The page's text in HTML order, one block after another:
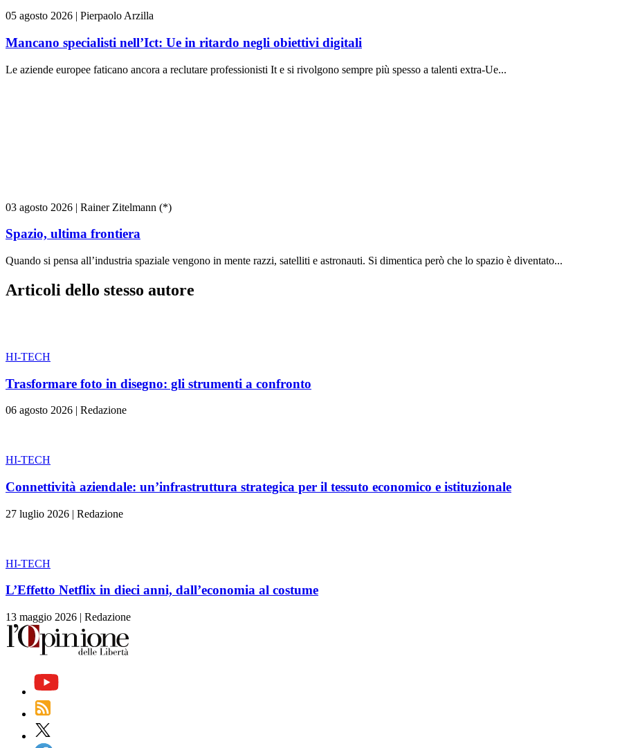
05 agosto 2026 | Pierpaolo Arzilla
Mancano specialisti nell’Ict: Ue in ritardo negli obiettivi digitali
Le aziende europee faticano ancora a reclutare professionisti It e si rivolgono sempre più spesso a talenti extra-Ue...
03 agosto 2026 | Rainer Zitelmann (*)
Spazio, ultima frontiera
Quando si pensa all’industria spaziale vengono in mente razzi, satelliti e astronauti. Si dimentica però che lo spazio è diventato...
Articoli dello stesso autore
HI-TECH
Trasformare foto in disegno: gli strumenti a confronto
06 agosto 2026 | Redazione
HI-TECH
Connettività aziendale: un’infrastruttura strategica per il tessuto economico e istituzionale
27 luglio 2026 | Redazione
HI-TECH
L’Effetto Netflix in dieci anni, dall’economia al costume
13 maggio 2026 | Redazione